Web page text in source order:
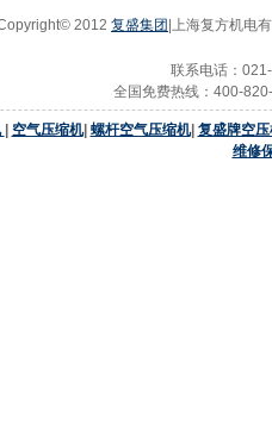
2012 复盛集团 |上海复方机电
联系电话：
全国免费热线：400-
空气压缩机| 螺杆空气压缩机| 复盛牌空压
维修